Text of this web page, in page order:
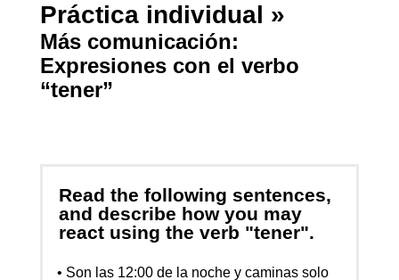
Práctica individual »
Más comunicación:
Expresiones con el verbo
“tener”